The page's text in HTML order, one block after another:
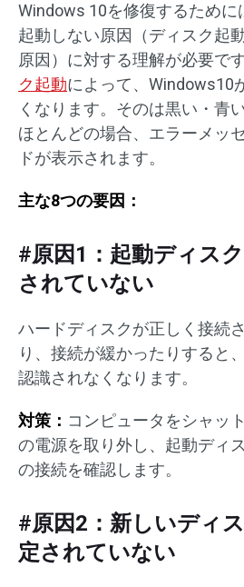
Windows 10を修復するため
起動しない原因（ディスク起
原因）に対する理解が必要です
ク起動によって、Windows10
くなります。そのは黒い・青
ほとんどの場合、エラーメッ
ドが表示されます。
主な8つの要因：
#原因1：起動ディス
されていない
ハードディスクが正しく接続
り、接続が緩かったりすると
認識されなくなります。
対策： コンピュータをシャッ
の電源を取り外し、起動ディ
の接続を確認します。
#原因2：新しいディ
定されていない